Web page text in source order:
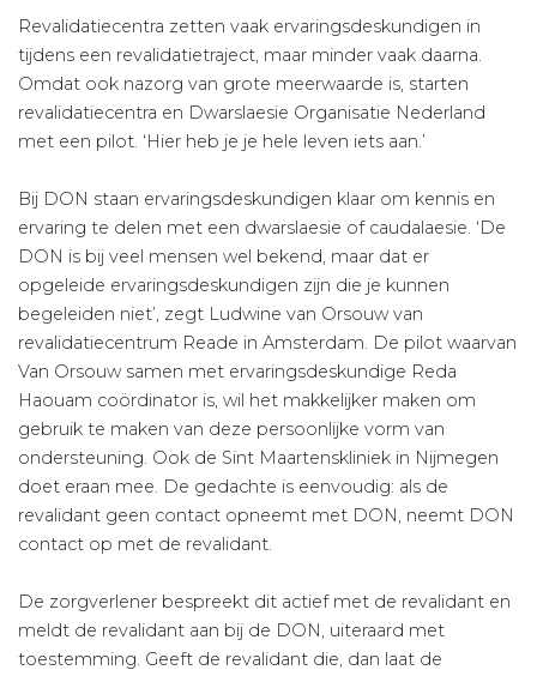
Revalidatiecentra zetten vaak ervaringsdeskundigen in
tijdens een revalidatietraject, maar minder vaak daarna.
Omdat ook nazorg van grote meerwaarde is, starten
revalidatiecentra en Dwarslaesie Organisatie Nederland
met een pilot. ‘Hier heb je je hele leven iets aan.’
Bij DON staan ervaringsdeskundigen klaar om kennis en
ervaring te delen met een dwarslaesie of caudalaesie. ‘De
DON is bij veel mensen wel bekend, maar dat er
opgeleide ervaringsdeskundigen zijn die je kunnen
begeleiden niet’, zegt Ludwine van Orsouw van
revalidatiecentrum Reade in Amsterdam. De pilot waarvan
Van Orsouw samen met ervaringsdeskundige Reda
Haouam coördinator is, wil het makkelijker maken om
gebruik te maken van deze persoonlijke vorm van
ondersteuning. Ook de Sint Maartenskliniek in Nijmegen
doet eraan mee. De gedachte is eenvoudig: als de
revalidant geen contact opneemt met DON, neemt DON
contact op met de revalidant.
De zorgverlener bespreekt dit actief met de revalidant en
meldt de revalidant aan bij de DON, uiteraard met
toestemming. Geeft de revalidant die, dan laat de